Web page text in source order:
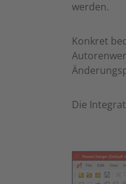
werden.
Konkret
Die